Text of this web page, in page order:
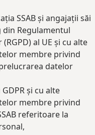
SSAB și angajații săi
Regulamentul
al UE și cu alte
membre privind
datelor
și cu alte
membre privind
referitoare la